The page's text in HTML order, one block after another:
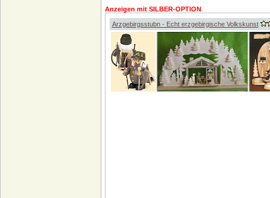
Anzeigen mit SILBER-OPTION
Arzgebirgsstubn - Echt erzgebirgische Volkskunst